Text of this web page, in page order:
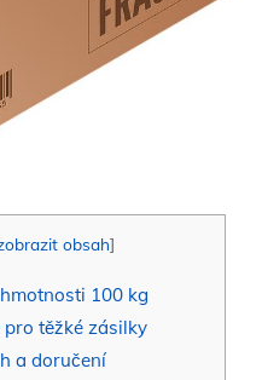
obsah]
100 ⁣kg
těžké zásilky
a doručení